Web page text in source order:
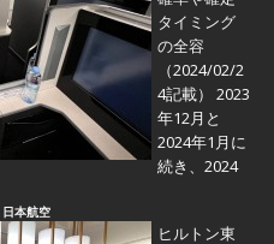
タイミング
の全容
（2024/02/2
4記載） 2023
年12月と
2024年1月に
続き、2024
日本航空
ヒルトン東